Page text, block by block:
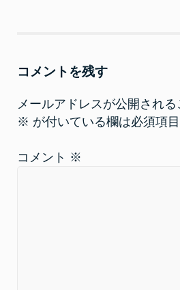
ン
ド
ウ
開
き
ま
す
だ
さ
い
新
し
い
ウ
ド
ウ
コメントを残す
メールアドレスが公開される
※ が付いている欄は必須項
コメント ※